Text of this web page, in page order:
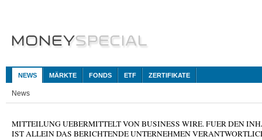
NEWS MÄRKTE FONDS ETF ZERTIFIKATE
News
MITTEILUNG UEBERMITTELT VON BUSINESS WIRE. FUER DEN
IST ALLEIN DAS BERICHTENDE UNTERNEHMEN